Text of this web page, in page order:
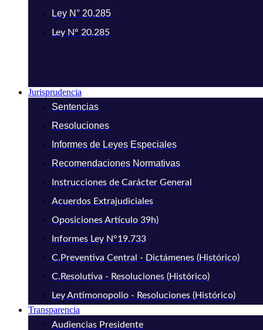
Ley N° 20.285
Ley N° 20.285
Jurisprudencia
Sentencias
Resoluciones
Informes de Leyes Especiales
Recomendaciones Normativas
Instrucciones de Carácter General
Acuerdos Extrajudiciales
Oposiciones Artículo 39h)
Informes Ley N°19.733
C.Preventiva Central - Dictámenes (Histórico)
C.Resolutiva - Resoluciones (Histórico)
Ley Antimonopolio - Resoluciones (Histórico)
Transparencia
Audiencias Presidente